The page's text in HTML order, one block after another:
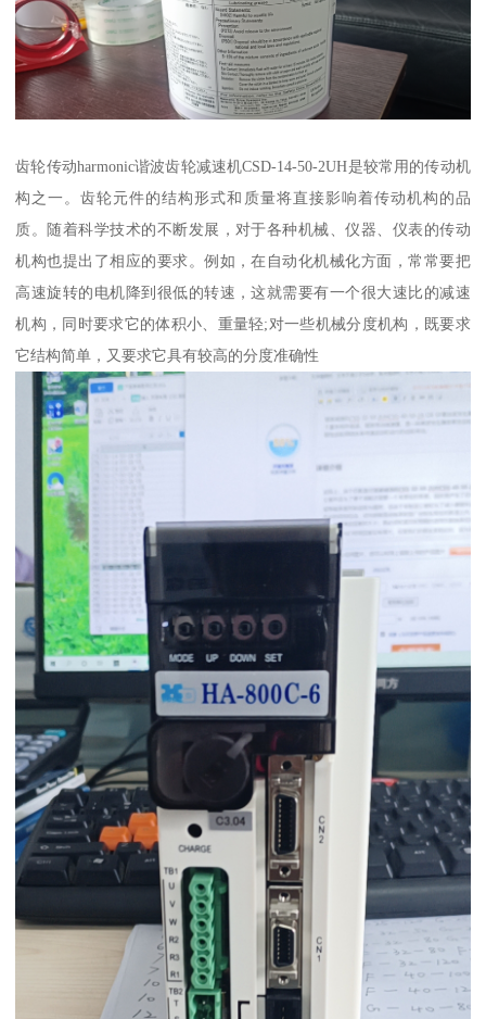
齿轮传动harmonic谐波齿轮减速机CSD-14-50-2UH是较常用的传动机
构之一。齿轮元件的结构形式和质量将直接影响着传动机构的品
质。随着科学技术的不断发展，对于各种机械、仪器、仪表的传动
机构也提出了相应的要求。例如，在自动化机械化方面，常常要把
高速旋转的电机降到很低的转速，这就需要有一个很大速比的减速
机构，同时要求它的体积小、重量轻;对一些机械分度机构，既要求
它结构简单，又要求它具有较高的分度准确性